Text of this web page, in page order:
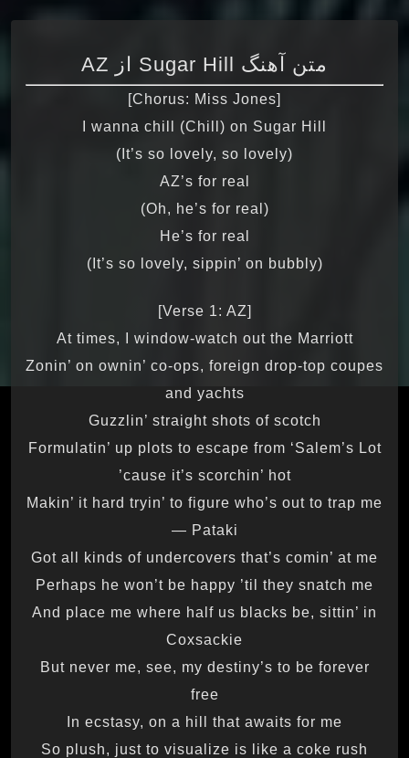
متن آهنگ Sugar Hill از AZ
[Chorus: Miss Jones]
I wanna chill (Chill) on Sugar Hill
(It’s so lovely, so lovely)
AZ’s for real
(Oh, he’s for real)
He’s for real
(It’s so lovely, sippin’ on bubbly)
[Verse 1: AZ]
At times, I window-watch out the Marriott
Zonin’ on ownin’ co-ops, foreign drop-top coupes
and yachts
Guzzlin’ straight shots of scotch
Formulatin’ up plots to escape from ‘Salem’s Lot
’cause it’s scorchin’ hot
Makin’ it hard tryin’ to figure who’s out to trap me
— Pataki
Got all kinds of undercovers that’s comin’ at me
Perhaps he won’t be happy ’til they snatch me
And place me where half us blacks be, sittin’ in
Coxsackie
But never me, see, my destiny’s to be forever
free
In ecstasy, on a hill that awaits for me
So plush, just to visualize is like a coke rush